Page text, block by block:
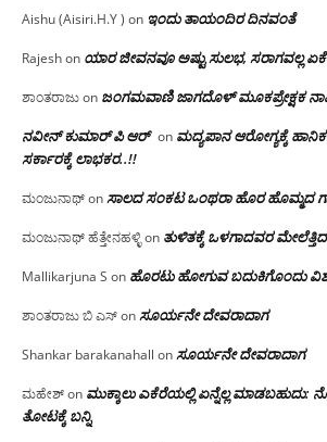
Aishu (Aisiri.H.Y ) on ಇಂದು ತಾಯಂದಿರ ದಿನವಂತೆ
Rajeshon ಯಾರ ಜೀವನವೂ ಅಷ್ಟು ಸುಲಭ, ಸರಾಗವಲ್ಲ ಏಕೆ
ಶಾಂತರಾಜುon ಜಂಗಮವಾಣಿ ಜಾಗದೊಳ್ ಮೂಕಪ್ರೇಕ್ಷಕ
ನವೀನ್ ಕುಮಾರ್ ಪಿ ಆರ್ on ಮದ್ಯಪಾನ ಆರೋಗ್ಯಕ್ಕೆ
ಸರ್ಕಾರಕ್ಕೆ ಲಾಭಕರ..!!
ಮಂಜುನಾಥ್onಸಾಲದ ಸಂಕಟ ಒಂಥರಾ ಹೊರ ಹೊಮ್ಮದ
ಮಂಜುನಾಥ್ ಹೆತ್ತೇನಹಳ್ಳಿon ತುಳಿತಕ್ಕೆ ಒಳಗಾದವರ
Mallikarjuna S on ಹೊರಟು ಹೋಗುವ ಬದುಕಿಗೊಂದು
ಶಾಂತರಾಜು ಬಿ ಎಸ್onಸೂರ್ಯನೇ ದೇವರಾದಾಗ
Shankar barakanahall onಸೂರ್ಯನೇ ದೇವರಾದಾಗ
ಮಹೇಶ್on ಮುಕ್ಕಾಲು ಎಕೆರೆಯಲ್ಲಿ ಏನ್ನೆಲ್ಲ‌ ಮಾಡಬಹುದು:
ತೋಟಕ್ಕೆ ಬನ್ನಿ